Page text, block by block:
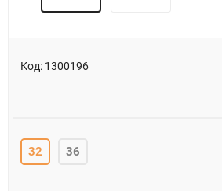
Код: 1300196
32 36